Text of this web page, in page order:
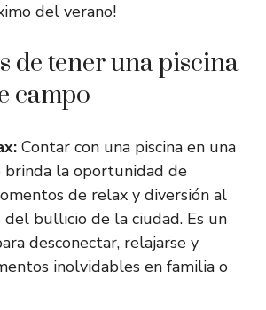
del verano!
de tener una piscina
campo
Contar con una piscina en una
brinda la oportunidad de
de relax y diversión al
bullicio de la ciudad. Es un
desconectar, relajarse y
inolvidables en familia o